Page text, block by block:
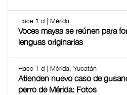
Hace 1 d | Mérida
Voces mayas se reúnen para
lenguas originarias
Hace 1 d | Mérida, Yucatán
Atienden nuevo caso de
perro de Mérida: Fotos